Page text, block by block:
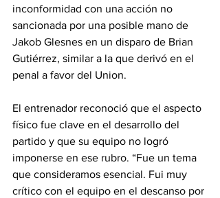
inconformidad con una acción no
sancionada por una posible mano de
Jakob Glesnes en un disparo de Brian
Gutiérrez, similar a la que derivó en el
penal a favor del Union.
El entrenador reconoció que el aspecto
físico fue clave en el desarrollo del
partido y que su equipo no logró
imponerse en ese rubro. “Fue un tema
que consideramos esencial. Fui muy
crítico con el equipo en el descanso por